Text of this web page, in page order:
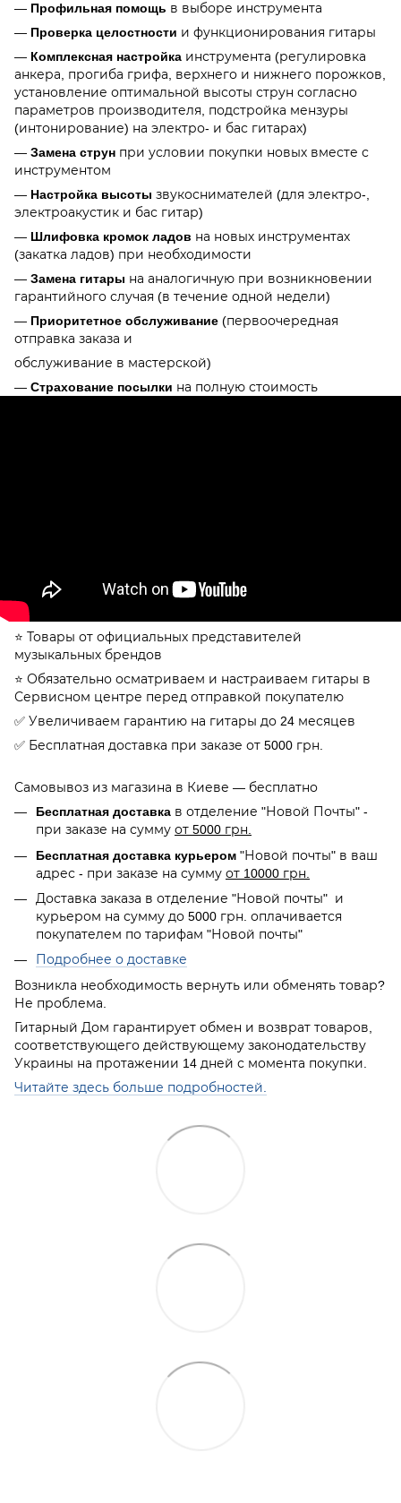
— Профильная помощь в выборе инструмента
— Проверка целостности и функционирования гитары
— Комплексная настройка инструмента (регулировка
анкера, прогиба грифа, верхнего и нижнего порожков,
установление оптимальной высоты струн согласно
параметров производителя, подстройка мензуры
(интонирование) на электро- и бас гитарах)
— Замена струн при условии покупки новых вместе с
инструментом
— Настройка высоты звукоснимателей (для электро-,
электроакустик и бас гитар)
— Шлифовка кромок ладов на новых инструментах
(закатка ладов) при необходимости
— Замена гитары на аналогичную при возникновении
гарантийного случая (в течение одной недели)
— Приоритетное обслуживание (первоочередная
отправка заказа и
обслуживание в мастерской)
— Страхование посылки на полную стоимость
⭐️ Товары от официальных представителей
музыкальных брендов
⭐️ Обязательно осматриваем и настраиваем гитары в
Сервисном центре перед отправкой покупателю
✅ Увеличиваем гарантию на гитары до 24 месяцев
✅ Бесплатная доставка при заказе от 5000 грн.
Самовывоз из магазина в Киеве — бесплатно
Бесплатная доставка в отделение "Новой Почты" -
при заказе на сумму от 5000 грн.
Бесплатная доставка курьером "Новой почты" в ваш
адрес - при заказе на сумму от 10000 грн.
Доставка заказа в отделение "Новой почты" и
курьером на сумму до 5000 грн. оплачивается
покупателем по тарифам "Новой почты"
Подробнее о доставке
Возникла необходимость вернуть или обменять товар?
Не проблема.
Гитарный Дом гарантирует обмен и возврат товаров,
соответствующего действующему законодательству
Украины на протажении 14 дней с момента покупки.
Читайте здесь больше подробностей.